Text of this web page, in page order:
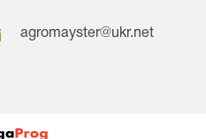
agromayster@ukr.net